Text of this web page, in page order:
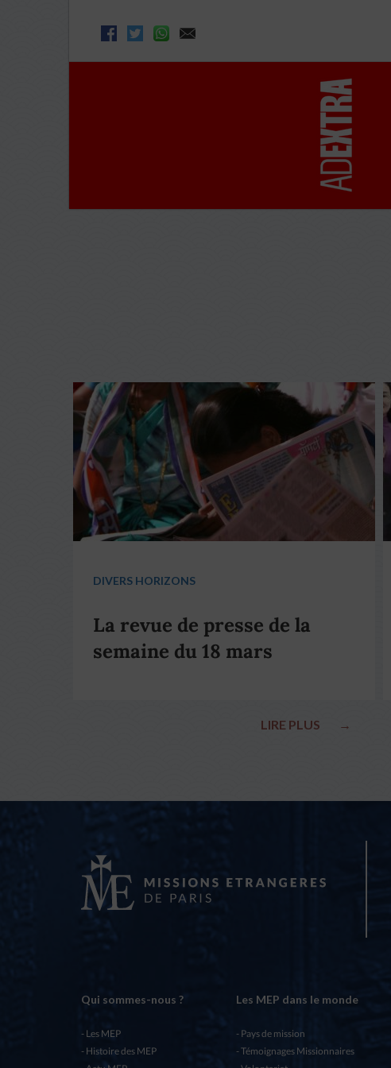
DIVERS HORIZONS
La revue de presse de la
semaine du 18 mars
LIRE PLUS →
Qui sommes-nous ?
Les MEP
Histoire des MEP
Les MEP dans le monde
Pays de mission
Témoignages Missionnaires